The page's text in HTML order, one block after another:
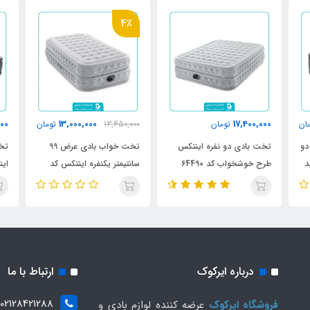
17,400,000 تومان
تخت بادی دو نفره اینتکس
طرح خوشخواب کد 64490
4٪
13,450,000
13,000,000 تومان
تخت خواب بادی عرض 99
سانتیمتر یکنفره اینتکس کد
64488
درباره ایرکوک
فروشگاه ایرکوک عرضه کننده لوازم بادی و
ارتباط با ما
02128421288